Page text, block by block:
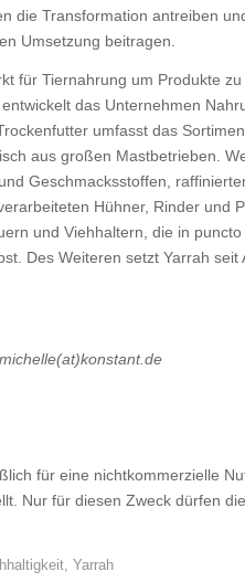
die Transformation antreiben
Umsetzung beitragen.
für Tiernahrung um Produkte
das Unternehmen
umfasst das
aus großen Mastbetrieben.
Geschmacksstoffen,
Hühner, Rinder und
und Viehhaltern, die in
Des Weiteren setzt Yarrah
für eine nichtkommerzielle
Nur für diesen Zweck dürfen
, Yarrah